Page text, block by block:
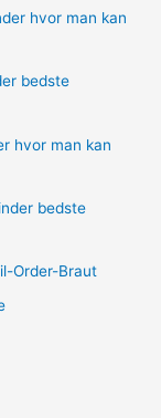
hvor man kan
bedste
hvor man kan
bedste
Order-Braut